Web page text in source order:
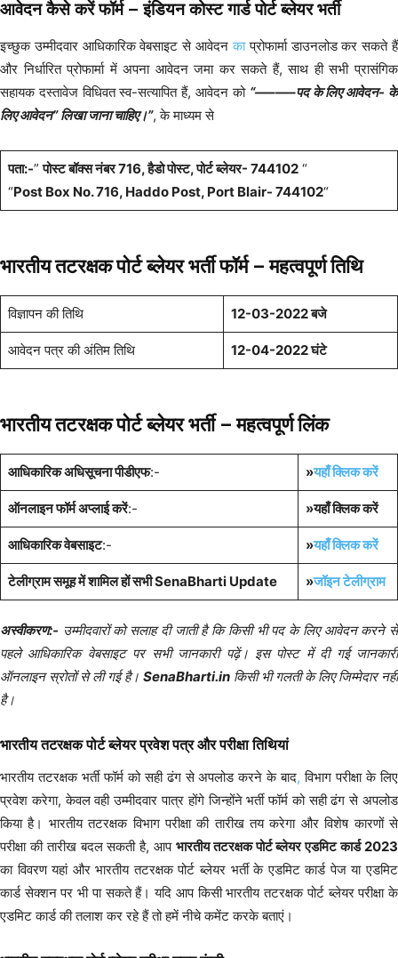
आवेदन कैसे करें फॉर्म – इंडियन कोस्ट गार्ड पोर्ट ब्लेयर भर्ती
इच्छुक उम्मीदवार आधिकारिक वेबसाइट से आवेदनकाप्रोफार्मा डाउनलोड कर सकते हैं
और निर्धारित प्रोफार्मा में अपना आवेदन जमा कर सकते हैं, साथ ही सभी प्रासंगिक
सहायक दस्तावेज विधिवत स्व-सत्यापित हैं, आवेदन को “—–—–पद के लिए आवेदन- के
लिए आवेदन” लिखा जाना चाहिए।”, के माध्यम से
पता:-”पोस्ट बॉक्स नंबर 716, हैडो पोस्ट, पोर्ट ब्लेयर- 744102“
“Post Box No. 716, Haddo Post, Port Blair- 744102“
भारतीय तटरक्षक पोर्ट ब्लेयर भर्ती फॉर्म –महत्वपूर्ण तिथि
विज्ञापन की तिथि 12-03-2022 बजे
आवेदन पत्र की अंतिम तिथि 12-04-2022 घंटे
भारतीय तटरक्षक पोर्ट ब्लेयर भर्ती – महत्वपूर्ण लिंक
आधिकारिक अधिसूचना पीडीएफ:- »यहाँ क्लिक करें
ऑनलाइन फॉर्म अप्लाई करें:- »यहाँ क्लिक करें
आधिकारिक वेबसाइट:- »यहाँ क्लिक करें
टेलीग्राम समूह में शामिल हों सभी SenaBharti Update »जॉइन टेलीग्राम
अस्वीकरण:- उम्मीदवारों को सलाह दी जाती है कि किसी भी पद के लिए आवेदन करने से
पहले आधिकारिक वेबसाइट पर सभी जानकारी पढ़ें। इस पोस्ट में दी गई जानकारी
ऑनलाइन स्रोतों से ली गई है। SenaBharti.in किसी भी गलती के लिए जिम्मेदार नहीं
है।
भारतीय तटरक्षक पोर्ट ब्लेयर प्रवेश पत्र और परीक्षा तिथियां
भारतीय तटरक्षक भर्ती फॉर्म को सही ढंग से अपलोड करने के बाद, विभाग परीक्षा के लिए
प्रवेश करेगा, केवल वही उम्मीदवार पात्र होंगे जिन्होंने भर्ती फॉर्म को सही ढंग से अपलोड
किया है। भारतीय तटरक्षक विभाग परीक्षा की तारीख तय करेगा और विशेष कारणों से
परीक्षा की तारीख बदल सकती है, आप भारतीय तटरक्षक पोर्ट ब्लेयर एडमिट कार्ड 2023
का विवरण यहां और भारतीय तटरक्षक पोर्ट ब्लेयर भर्ती के एडमिट कार्ड पेज या एडमिट
कार्ड सेक्शन पर भी पा सकते हैं। यदि आप किसी भारतीय तटरक्षक पोर्ट ब्लेयर परीक्षा के
एडमिट कार्ड की तलाश कर रहे हैं तो हमें नीचे कमेंट करके बताएं।